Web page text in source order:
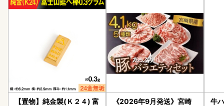
【置物】純金製(Ｋ２４) 富
《2026年9月発送》宮崎
牛